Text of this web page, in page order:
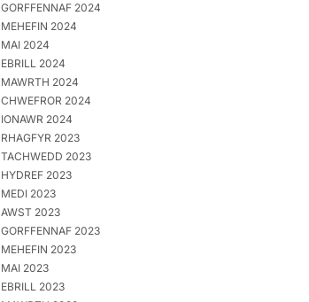
GORFFENNAF 2024
MEHEFIN 2024
MAI 2024
EBRILL 2024
MAWRTH 2024
CHWEFROR 2024
IONAWR 2024
RHAGFYR 2023
TACHWEDD 2023
HYDREF 2023
MEDI 2023
AWST 2023
GORFFENNAF 2023
MEHEFIN 2023
MAI 2023
EBRILL 2023